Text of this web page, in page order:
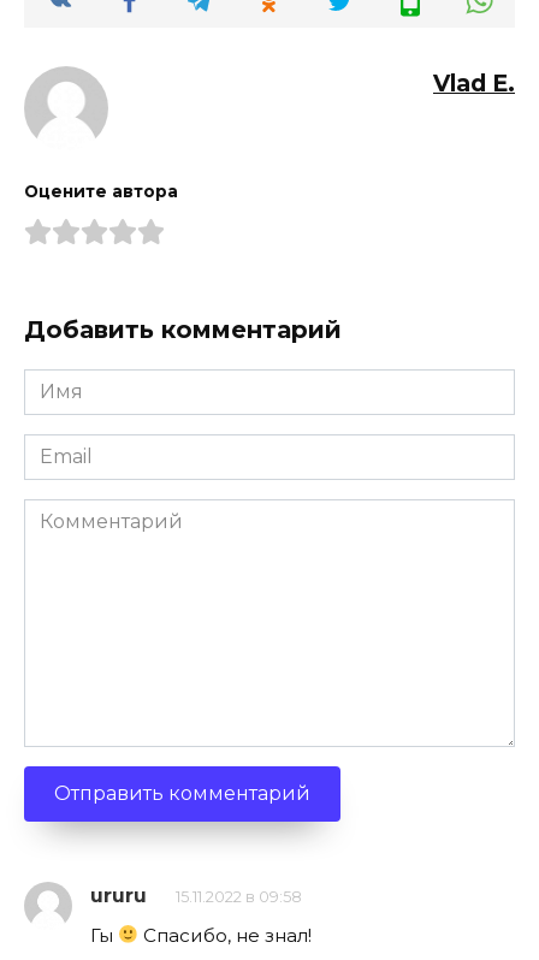
Vlad E.
Оцените автора
Добавить комментарий
Имя
*
Email
*
Комментарий
ururu 15.11.2022 в 09:58
Гы Спасибо, не знал!